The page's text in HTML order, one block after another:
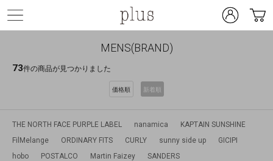
MENS(BRAND)
73件の商品が見つかりました
価格順 新着順
THE NORTH FACE PURPLE LABEL nanamica
KAPTAIN SUNSHINE
FilMelange
ORDINARY FITS CURLY sunny side up
GICIPI
hobo
POSTALCO Martin Faizey
SANDERS